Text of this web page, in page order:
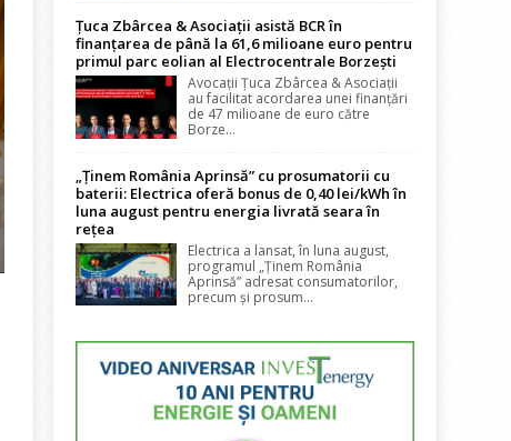
Țuca Zbârcea & Asociații asistă BCR în
finanțarea de până la 61,6 milioane euro pentru
primul parc eolian al Electrocentrale Borzești
Avocații Țuca Zbârcea & Asociații
au facilitat acordarea unei finanțări
de 47 milioane de euro către
Borze...
„Ținem România Aprinsă” cu prosumatorii cu
baterii: Electrica oferă bonus de 0,40 lei/kWh în
luna august pentru energia livrată seara în
rețea
Electrica a lansat, în luna august,
programul „Ținem România
Aprinsă” adresat consumatorilor,
precum și prosum...